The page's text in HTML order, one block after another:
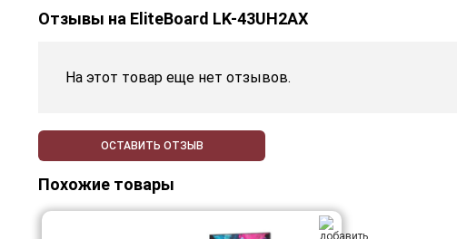
Отзывы на EliteBoard LK-43UH2AX
На этот товар еще нет отзывов.
ОСТАВИТЬ ОТЗЫВ
Похожие товары